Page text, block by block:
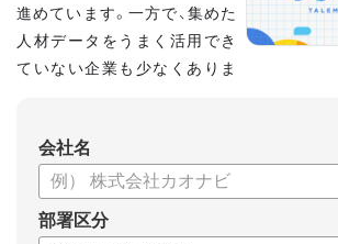
進めています。一方で、集めた
人材データをうまく活用でき
ていない企業も少なくありま
こうした実情をふまえ、システム導入有無
況や成果を明らかにすべく調査いたしました
【資料の内容】
・タレントマネジメント推進の事業戦略貢
会社名
部署区分